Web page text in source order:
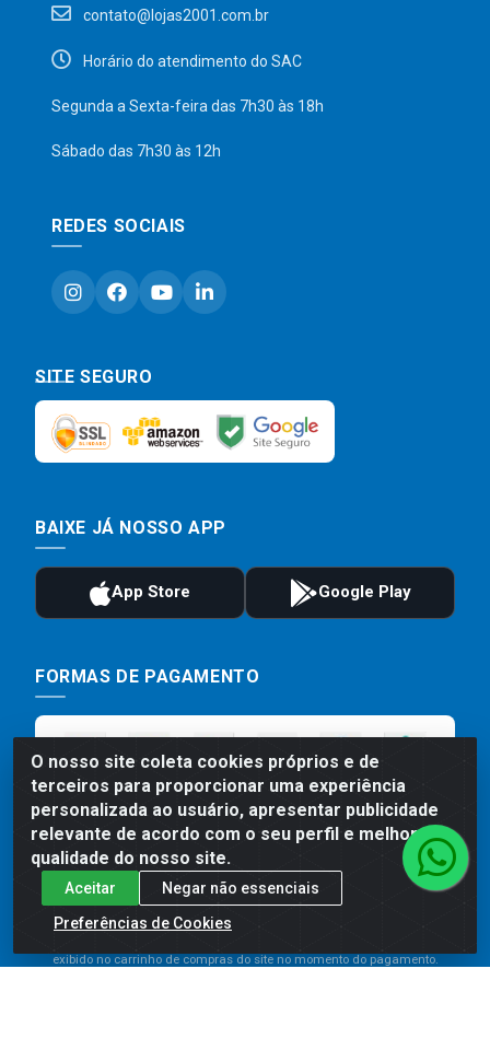
O nosso site coleta cookies próprios e de
terceiros para proporcionar uma experiência
personalizada ao usuário, apresentar publicidade
relevante de acordo com o seu perfil e melhorar a
qualidade do nosso site.
Aceitar
Negar não essenciais
Preferências de Cookies
contato@lojas2001.com.br
Horário do atendimento do SAC
Segunda a Sexta-feira das 7h30 às 18h
Sábado das 7h30 às 12h
REDES SOCIAIS
SITE SEGURO
BAIXE JÁ NOSSO APP
FORMAS DE PAGAMENTO
Preços, promoções, condições de pagamento e frete são válidos
para compras realizadas exclusivamente pelo site. Caso haja
exibido no carrinho de compras do site no momento do pagamento.